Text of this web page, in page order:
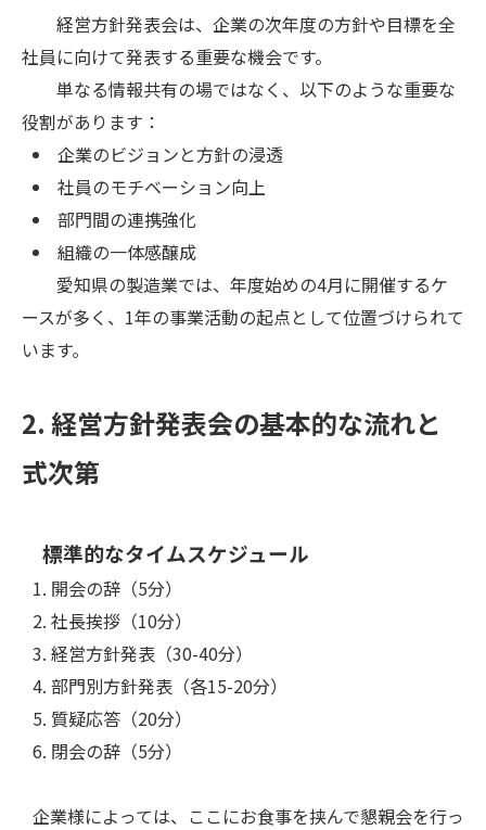
経営方針発表会は、企業の次年度の方針や目標を全
社員に向けて発表する重要な機会です。
単なる情報共有の場ではなく、以下のような重要な
役割があります：
企業のビジョンと方針の浸透
社員のモチベーション向上
部門間の連携強化
組織の一体感醸成
愛知県の製造業では、年度始めの4月に開催するケ
ースが多く、1年の事業活動の起点として位置づけられて
います。
2. 経営方針発表会の基本的な流れと
式次第
標準的なタイムスケジュール
開会の辞（5分）
社長挨拶（10分）
経営方針発表（30-40分）
部門別方針発表（各15-20分）
質疑応答（20分）
閉会の辞（5分）
企業様によっては、ここにお食事を挟んで懇親会を行っ